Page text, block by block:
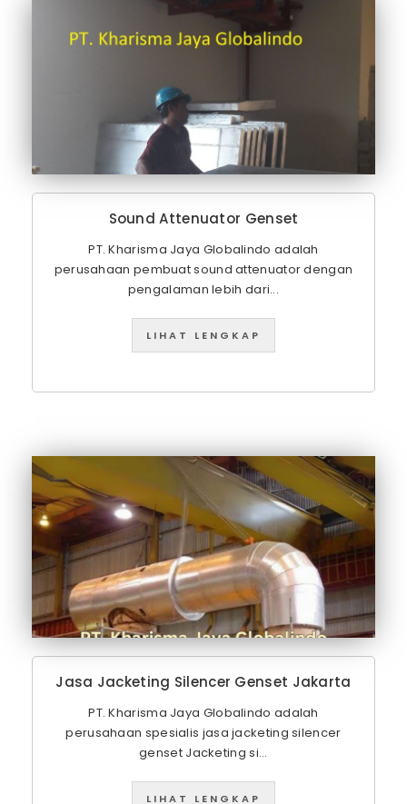
Sound Attenuator Genset
PT. Kharisma Jaya Globalindo adalah
perusahaan pembuat sound attenuator dengan
pengalaman lebih dari...
LIHAT LENGKAP
Jasa Jacketing Silencer Genset Jakarta
PT. Kharisma Jaya Globalindo adalah
perusahaan spesialis jasa jacketing silencer
genset Jacketing si...
LIHAT LENGKAP